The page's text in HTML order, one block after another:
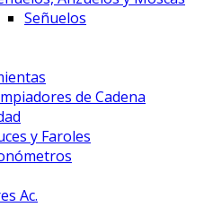
Señuelos
de Cadena
y Faroles
Ac.